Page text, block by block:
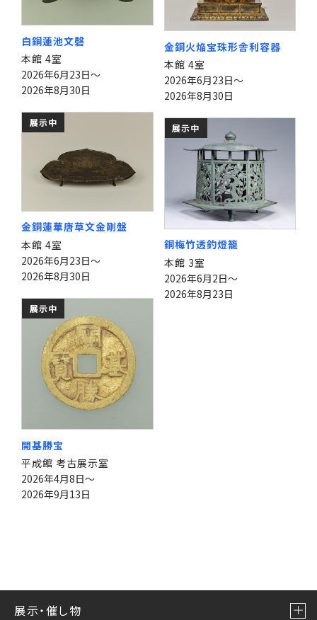
金銅火焔宝珠形舎利容器
本館 4室
2026年6月23日～
2026年8月30日
白銅蓮池文磬
本館 4室
2026年6月23日～
2026年8月30日
展示中
金銅蓮華唐草文金剛盤
本館 4室
2026年6月23日～
2026年8月30日
展示中
銅梅竹透釣燈籠
本館 3室
2026年6月2日～
2026年8月23日
展示中
開基勝宝
平成館 考古展示室
2026年4月8日～
2026年9月13日
展示・催し物